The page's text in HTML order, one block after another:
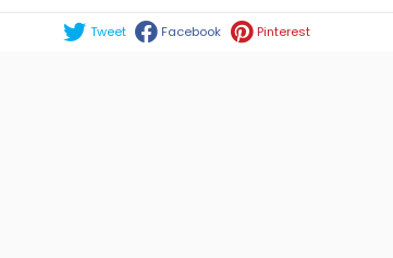
Tweet Facebook Pinterest